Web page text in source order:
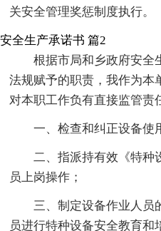
关安全管理奖惩制度执行。
安全生产承诺书 篇2
根据市局和乡政府安全
法规赋予的职责，我作为本
对本职工作负有直接监管责
一、检查和纠正设备使
二、指派持有效《特种
员上岗操作；
三、制定设备作业人员
员进行特种设备安全教育